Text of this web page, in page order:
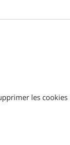
les cookies